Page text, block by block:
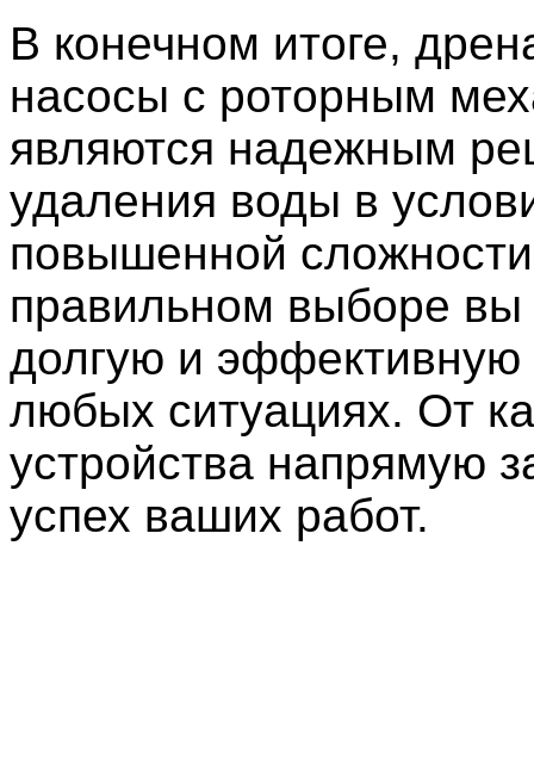
В конечном итоге,
насосы с роторным
являются надежным
удаления воды в
повышенной
правильном выборе вы
долгую и эффективную
любых ситуациях. От
устройства напрямую
успех ваших работ.